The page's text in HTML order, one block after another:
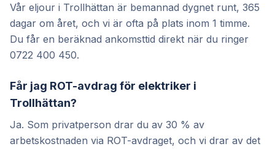
Vår eljour i Trollhättan är bemannad dygnet runt, 365
dagar om året, och vi är ofta på plats inom 1 timme.
Du får en beräknad ankomsttid direkt när du ringer
0722 400 450.
Får jag ROT-avdrag för elektriker i
Trollhättan?
Ja. Som privatperson drar du av 30 % av
arbetskostnaden via ROT-avdraget, och vi drar av det